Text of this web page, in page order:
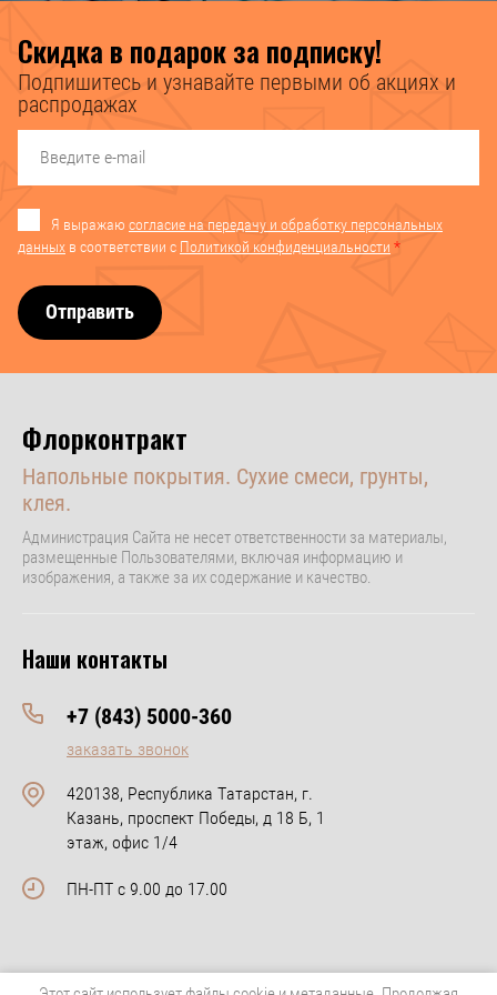
Скидка в подарок за подписку!
Подпишитесь и узнавайте первыми об акциях и
распродажах
Я выражаю согласие на передачу и обработку персональных
данных в соответствии с Политикой конфиденциальности *
Отправить
Флорконтракт
Напольные покрытия. Сухие смеси, грунты,
клея.
Администрация Сайта не несет ответственности за материалы,
размещенные Пользователями, включая информацию и
изображения, а также за их содержание и качество.
Наши контакты
+7 (843) 5000-360
заказать звонок
420138, Республика Татарстан, г.
Казань, проспект Победы, д 18 Б, 1
этаж, офис 1/4
ПН-ПТ с 9.00 до 17.00